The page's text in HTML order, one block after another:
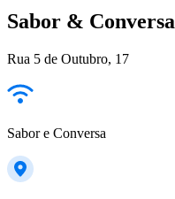
Sabor & Conversa
Rua 5 de Outubro, 17
Sabor e Conversa